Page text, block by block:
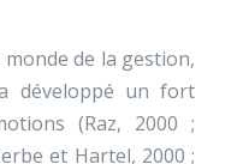
de la gestion,
développé un fort
(Raz, 2000 ;
et Hartel, 2000 ;